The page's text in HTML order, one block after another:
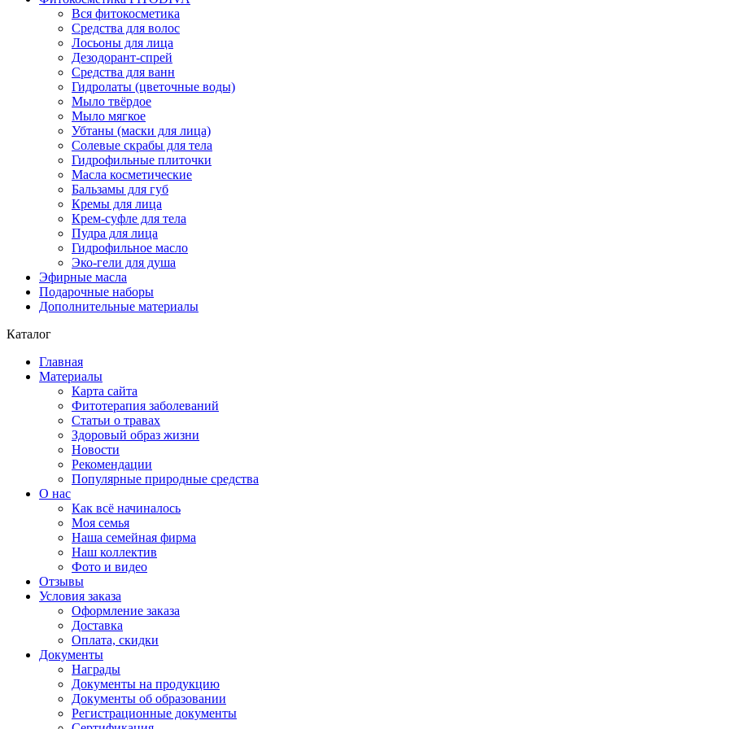
Вся фитокосметика
Средства для волос
Лосьоны для лица
Дезодорант-спрей
Средства для ванн
Гидролаты (цветочные воды)
Мыло твёрдое
Мыло мягкое
Убтаны (маски для лица)
Солевые скрабы для тела
Гидрофильные плиточки
Масла косметические
Бальзамы для губ
Кремы для лица
Крем-суфле для тела
Пудра для лица
Гидрофильное масло
Эко-гели для душа
Эфирные масла
Подарочные наборы
Дополнительные материалы
Каталог
Главная
Материалы
Карта сайта
Фитотерапия заболеваний
Статьи о травах
Здоровый образ жизни
Новости
Рекомендации
Популярные природные средства
О нас
Как всё начиналось
Моя семья
Наша семейная фирма
Наш коллектив
Фото и видео
Отзывы
Условия заказа
Оформление заказа
Доставка
Оплата, скидки
Документы
Награды
Документы на продукцию
Документы об образовании
Регистрационные документы